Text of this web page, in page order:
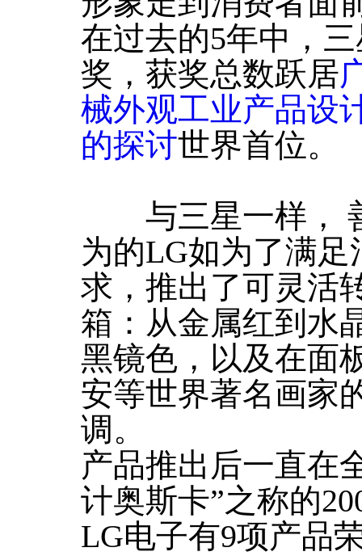
在过去的5年中，
奖，获奖总数跃居
械外观工业产品设
的探讨世界首位。
与三星一样，
为的LG如为了满
求，推出了可灵活
箱：从金属红到水
黑镜色，以及在面
安等世界著名画家
调。
产品推出后一直在
计奥斯卡”之称的
LG电子有9项产品